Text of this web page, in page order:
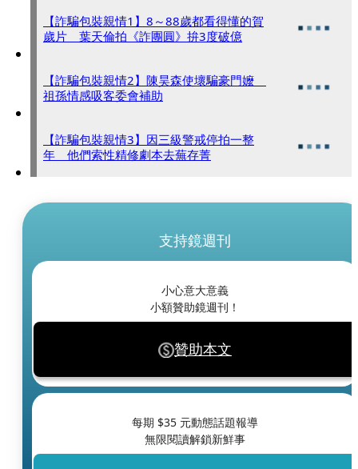
【詐騙包裝親情1】8～88歲都看得懂的賀
歲片 葉天倫拍《詐團圓》拚3度破億
【詐騙包裝親情2】陳昊森使壞騙豪門嬤
祖孫情感吸客委會補助
【詐騙包裝親情3】因三級警戒停拍一整
年 他們索性精修劇本去蕪存菁
支持鏡週刊
小心意大意義
小額贊助鏡週刊！
贊助本文
每期 $35 元動態話題報導
無限閱讀解鎖新鮮事